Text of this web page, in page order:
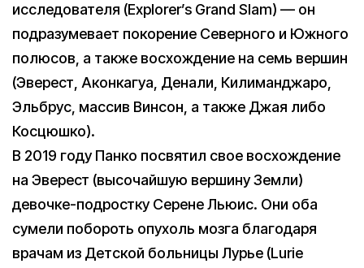
исследователя (Explorer’s Grand Slam) — он
подразумевает покорение Северного и Южного
полюсов, а также восхождение на семь вершин
(Эверест, Аконкагуа, Денали, Килиманджаро,
Эльбрус, массив Винсон, а также Джая либо
Косцюшко).
В 2019 году Панко посвятил свое восхождение
на Эверест (высочайшую вершину Земли)
девочке-подростку Серене Льюис. Они оба
сумели побороть опухоль мозга благодаря
врачам из Детской больницы Лурье (Lurie